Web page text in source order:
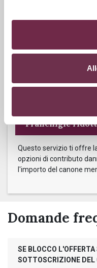
Durante i mesi invernali
dotazione), o in
Franchigie
Questo servizio ti offre
opzioni di contributo
l'importo del canone
Domande
SE BLOCCO
SOTTOSCRIZIONE